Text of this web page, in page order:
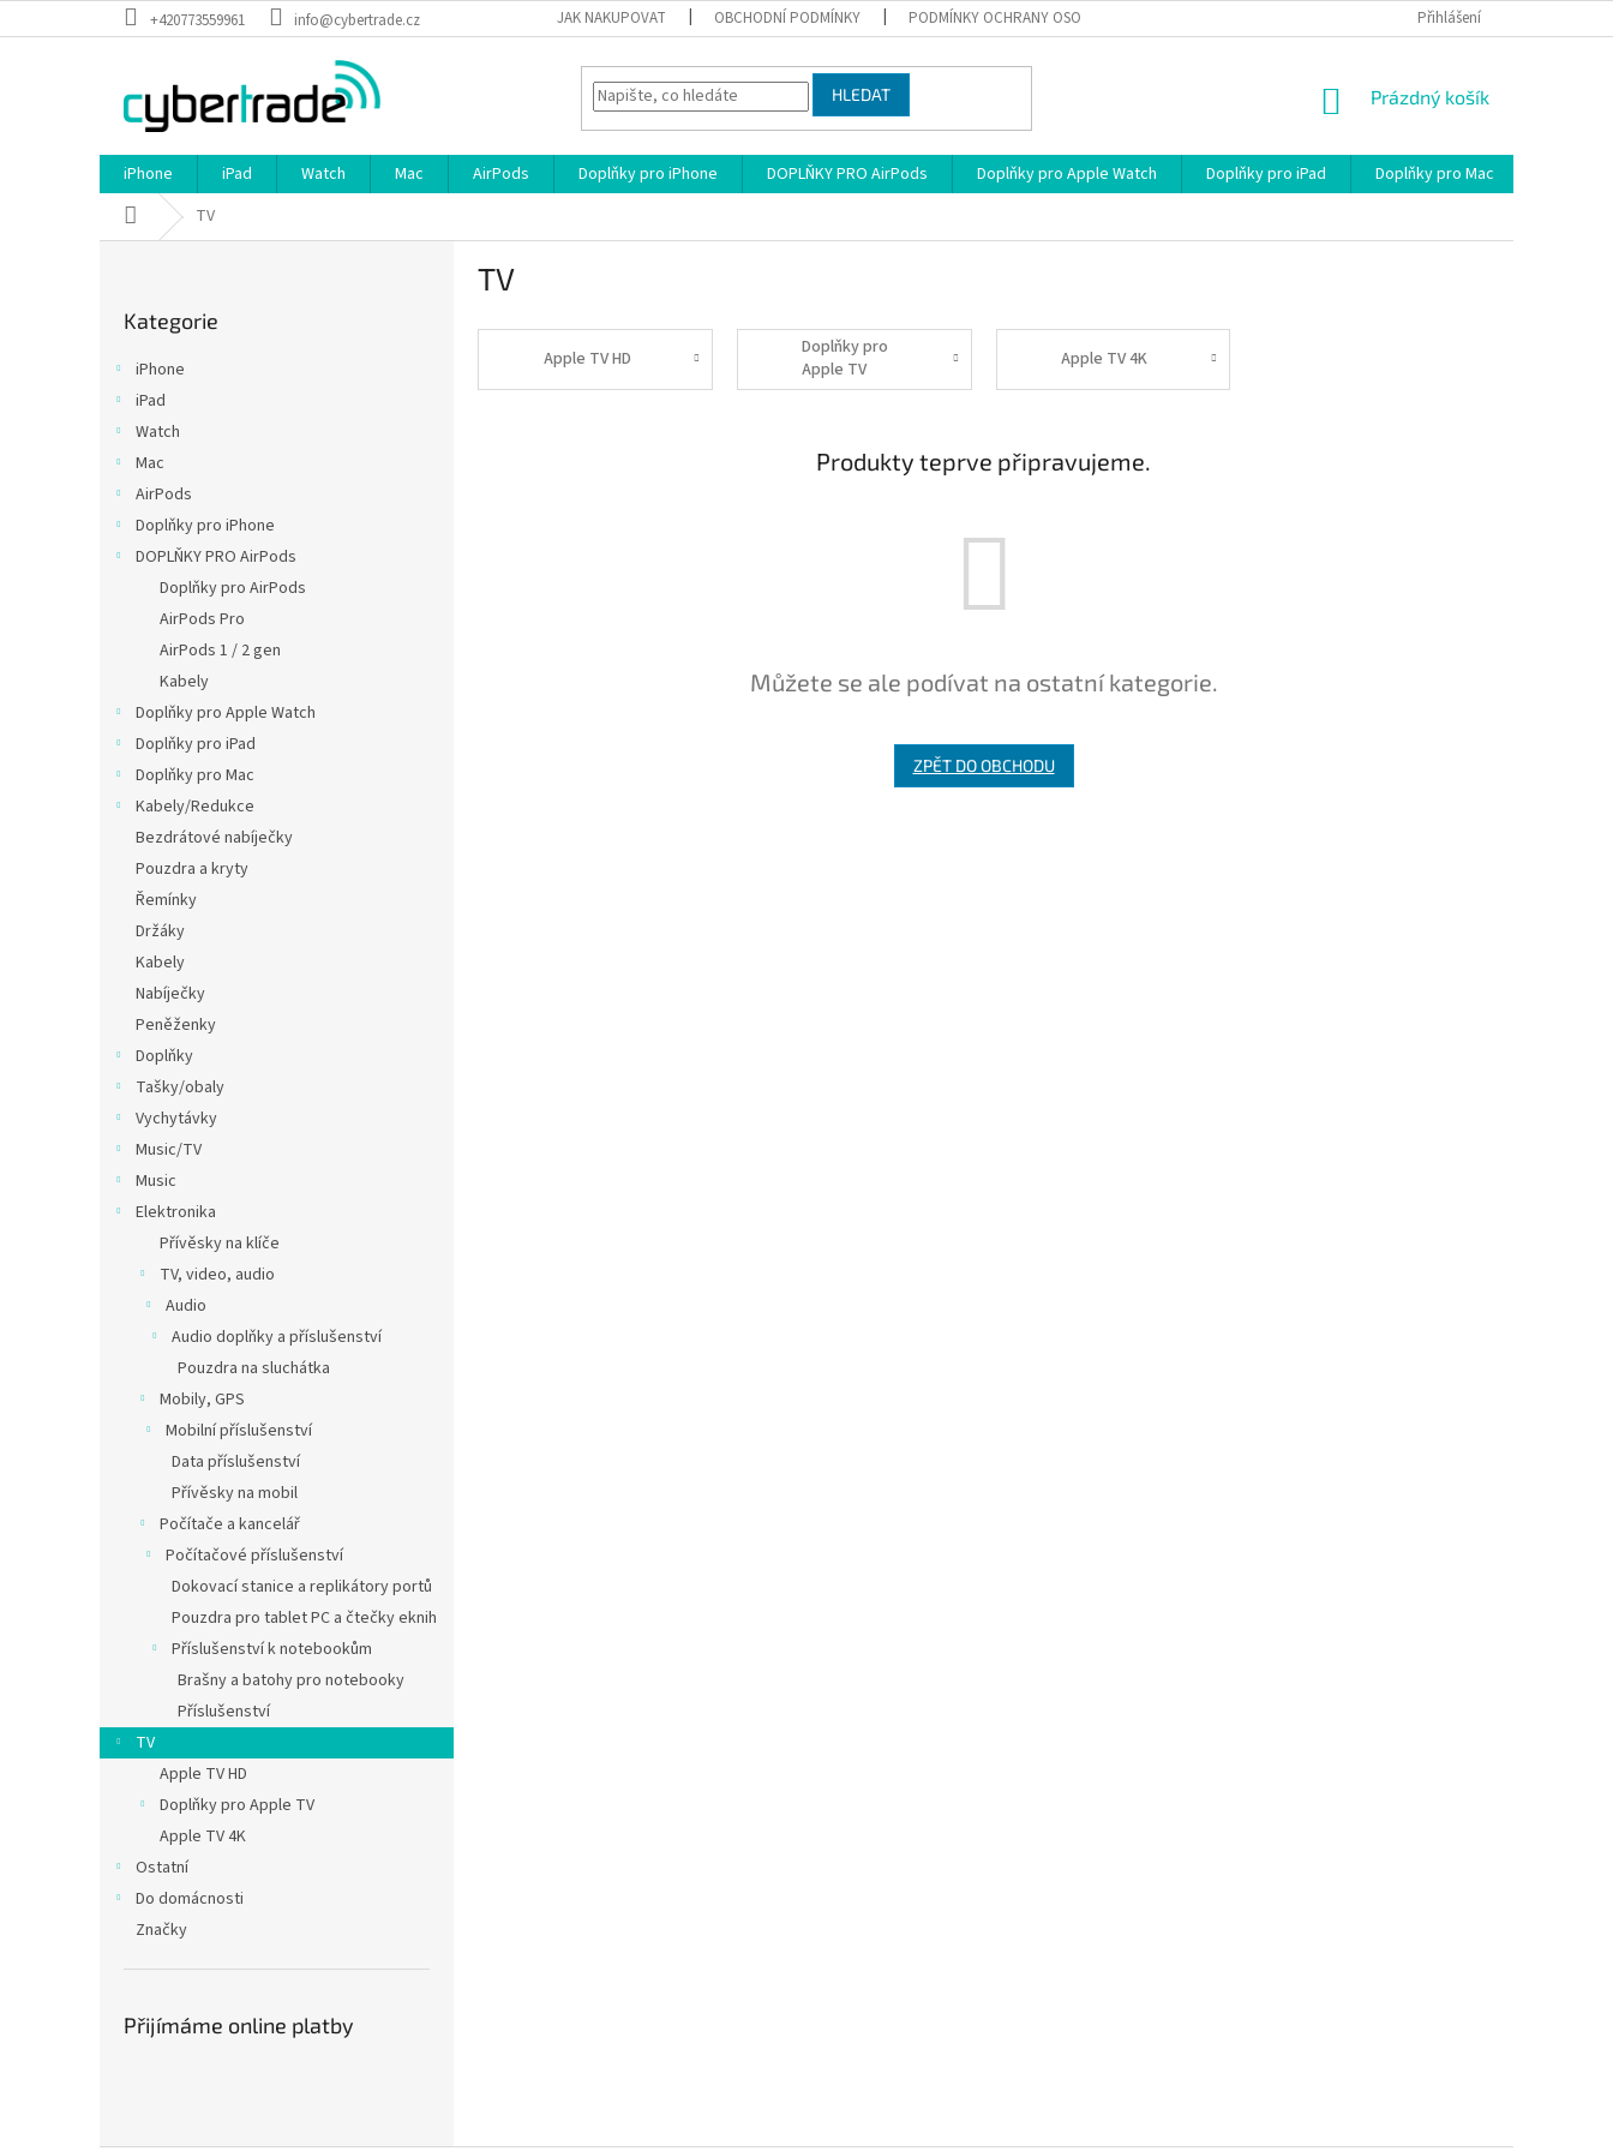
na
+420773559961 info@cybertrade.cz JAK NAKUPOVAT OBCHODNÍ PODMÍNKY PODMÍNKY OCHRANY OSOBNÍCH ÚDAJŮ Přihlášení
HLEDAT
NÁKUPNÍ
Prázdný košík
iPhone iPad Watch Mac AirPods Doplňky pro iPhone DOPLŇKY PRO AirPods Doplňky pro Apple Watch Doplňky pro iPad Doplňky pro Mac
Domů TV
kategorie
Kategorie
iPhone
iPad
Watch
Mac
AirPods
Doplňky pro iPhone
DOPLŇKY PRO AirPods
Doplňky pro AirPods
AirPods Pro
AirPods 1 / 2 gen
Kabely
Doplňky pro Apple Watch
Doplňky pro iPad
Doplňky pro Mac
Kabely/Redukce
Bezdrátové nabíječky
Pouzdra a kryty
Řemínky
Držáky
Kabely
Nabíječky
Peněženky
Doplňky
Tašky/obaly
Vychytávky
Music/TV
Music
Elektronika
Přívěsky na klíče
TV, video, audio
Audio
Audio doplňky a příslušenství
Pouzdra na sluchátka
Mobily, GPS
Mobilní příslušenství
Data příslušenství
Přívěsky na mobil
Počítače a kancelář
Počítačové příslušenství
Dokovací stanice a replikátory portů
Pouzdra pro tablet PC a čtečky eknih
Příslušenství k notebookům
Brašny a batohy pro notebooky
Příslušenství
TV
Apple TV HD
Doplňky pro Apple TV
Apple TV 4K
Ostatní
Do domácnosti
Značky
Přijímáme online platby
TV
Apple TV HD
Doplňky pro
Apple TV
Apple TV 4K
Produkty teprve připravujeme.
Můžete se ale podívat na ostatní kategorie.
ZPĚT DO OBCHODU